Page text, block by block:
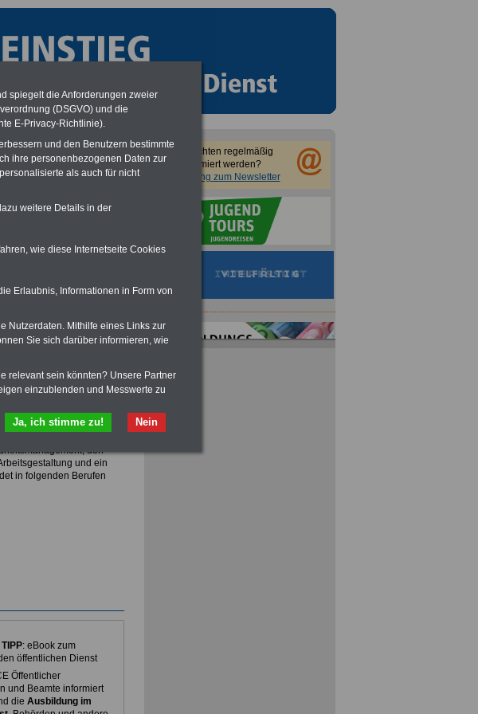
sucht
können Sie einen
Banner wird auf allen
berufsstart-im-
eineE-Mail.
Profil
den
und ein
in folgenden Berufen
:eBook zum
öffentlichen Dienst
Öffentlicher
und Beamte informiert
die Ausbildung im
Sie möchten regelmäßig
informiert werden?
Anmeldung zum Newsletter
spiegelt die Anforderungen zweier
(DSGVO) und die
E-Privacy-Richtlinie).
und den Benutzern bestimmte
ihre personenbezogenen Daten zur
als auch für nicht
weitere Details in der
wie diese Internetseite Cookies
Erlaubnis, Informationen in Form von
Nutzerdaten. Mithilfe eines Links zur
Sie sich darüber informieren, wie
relevant sein könnten? Unsere Partner
einzublenden und Messwerte zu
Nein
Ja, ich stimme zu!